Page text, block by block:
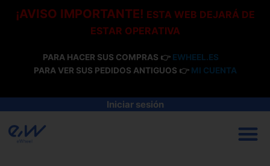
¡AVISO IMPORTANTE! ESTA WEB DEJARÁ DE
ESTAR OPERATIVA
PARA HACER SUS COMPRAS 👉 EWHEEL.ES
PARA VER SUS PEDIDOS ANTIGUOS 👉 MI CUENTA
Iniciar sesión